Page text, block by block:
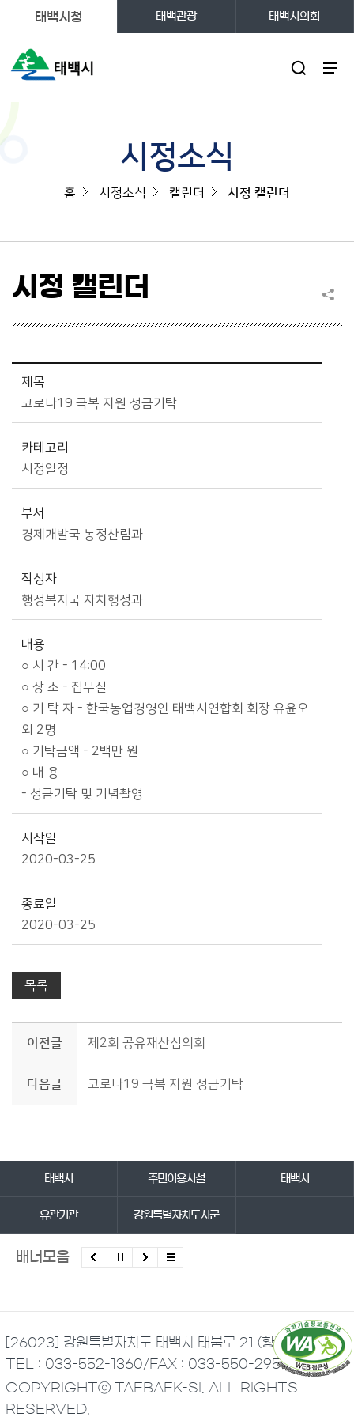
태백시청 태백관광 태백시의회
시정소식
홈 시정소식 캘린더 시정 캘린더
시정 캘린더
제목
코로나19 극복 지원 성금기탁
카테고리
시정일정
부서
경제개발국 농정산림과
작성자
행정복지국 자치행정과
내용
○ 시 간 - 14:00
○ 장 소 - 집무실
○ 기 탁 자 - 한국농업경영인 태백시연합회 회장 유윤오
외 2명
○ 기탁금액 - 2백만 원
○ 내 용
- 성금기탁 및 기념촬영
시작일
2020-03-25
종료일
2020-03-25
목록
이전글 제2회 공유재산심의회
다음글 코로나19 극복 지원 성금기탁
태백시 주민이용시설 태백시
유관기관 강원특별자치도시군
배너모음
[26023] 강원특별자치도 태백시 태붐로 21 (황지동)
TEL : 033-552-1360/FAX : 033-550-2951
COPYRIGHTⓒ TAEBAEK-SI. ALL RIGHTS
RESERVED.